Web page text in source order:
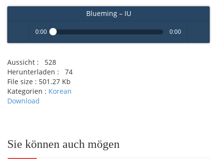
Blueming – IU
Play /
0:00 0:00
Aussicht :
528
Herunterladen :
74
File size : 501.27 Kb
Kategorien : Korean
Download
Sie können auch mögen